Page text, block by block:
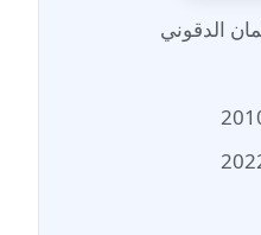
الدقوني